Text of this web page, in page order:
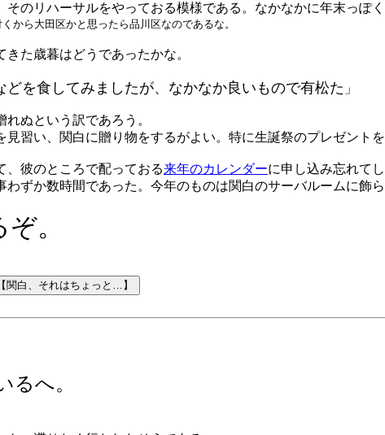
そのリハーサルをやっておる模様である。なかなかに年末っぽ
から大田区かと思ったら品川区なのであるな。
きた歳暮はどうであったかな。
どを食してみましたが、なかなか良いもので有松た 」
ぬという訳であろう。
習い、関白に贈り物をするがよい。特に生誕祭のプレゼント
彼のところで配っておる来年のカレンダーに申し込み忘れて
わずか数時間であった。今年のものは関白のサーバルームに飾
。
るへ。